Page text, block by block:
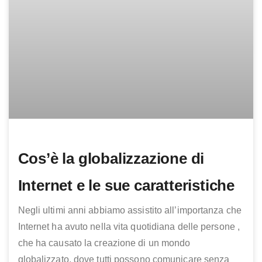
Cos’è la globalizzazione di
Internet e le sue caratteristiche
Negli ultimi anni abbiamo assistito all’importanza che
Internet ha avuto nella vita quotidiana delle persone ,
che ha causato la creazione di un mondo
globalizzato, dove tutti possono comunicare senza